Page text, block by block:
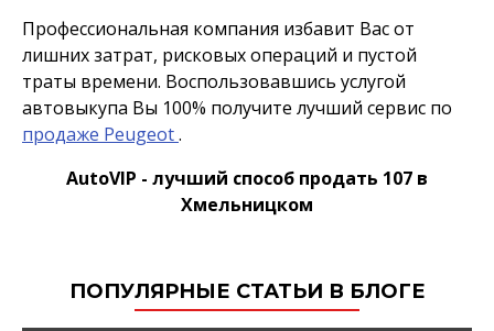
Профессиональная компания избавит Вас от
лишних затрат, рисковых операций и пустой
траты времени. Воспользовавшись услугой
автовыкупа Вы 100% получите лучший сервис по
продаже Peugeot.
AutoVIP - лучший способ продать 107 в
Хмельницком
ПОПУЛЯРНЫЕ СТАТЬИ В БЛОГЕ